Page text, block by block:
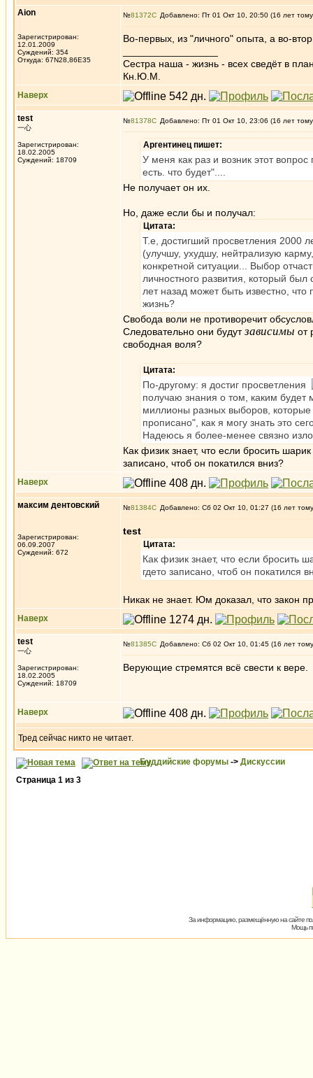
Aion
Зарегистрирован:
12.01.2009
Суждений: 354
Откуда: 67N28,86E35
№81372 Добавлено: Пт 01 Окт 10, 20:50 (16 лет
Во-первых, из "личного" опыта, а во-
Сестра наша - жизнь - всех сведёт в
Кн.Ю.М.
Наверх
test
一心
Зарегистрирован:
18.02.2005
Суждений: 18709
№81378 Добавлено: Пт 01 Окт 10, 23:06 (16 лет
Аргентинец пишет:
У меня как раз и возник этот
есть. что будет"....
Не получает он их.
Но, даже если бы и получал:
Цитата:
Т.е, достигший просветления 2000
(улучшу, ухудшу, нейтрализую
конкретной ситуации... Выбор
личностного развития, который
лет назад может быть известно,
жизнь?
Свобода воли не противоречит
Следовательно они будутзависимы от
свободная воля?
Цитата:
По-другому: я достиг просветления
получаю знания о том, каким будет
миллионы разных выборов, которые
прописано", как я могу знать это
Надеюсь я более-менее связно
Как физик знает, что если бросить
записано, чтоб он покатился вниз?
Наверх
максим дентовский
Зарегистрирован:
06.09.2007
Суждений: 672
№81384 Добавлено: Сб 02 Окт 10, 01:27 (16 лет
test
Цитата:
Как физик знает, что если бросить
гдето записано, чтоб он покатился
Никак не знает. Юм доказал, что закон
Наверх
test
一心
Зарегистрирован:
18.02.2005
Суждений: 18709
№81385 Добавлено: Сб 02 Окт 10, 01:45 (16 лет
Верующие стремятся всё свести к вере.
Наверх
Тред сейчас никто не читает.
Буддийские форумы -> Дискуссии
Страница 1 из 3
За информацию, размещённую на сайте
Мощь